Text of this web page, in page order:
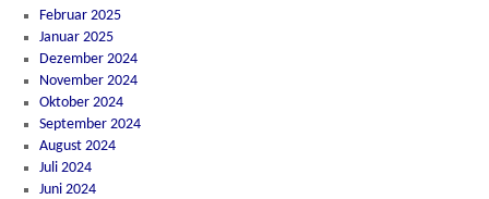
Februar 2025
Januar 2025
Dezember 2024
November 2024
Oktober 2024
September 2024
August 2024
Juli 2024
Juni 2024